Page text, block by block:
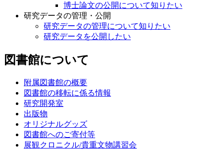
博士論文の公開について知りたい
研究データの管理・公開
研究データの管理について知りたい
研究データを公開したい
図書館について
附属図書館の概要
図書館の移転に係る情報
研究開発室
出版物
オリジナルグッズ
図書館へのご寄付等
展観クロニクル/貴重文物講習会